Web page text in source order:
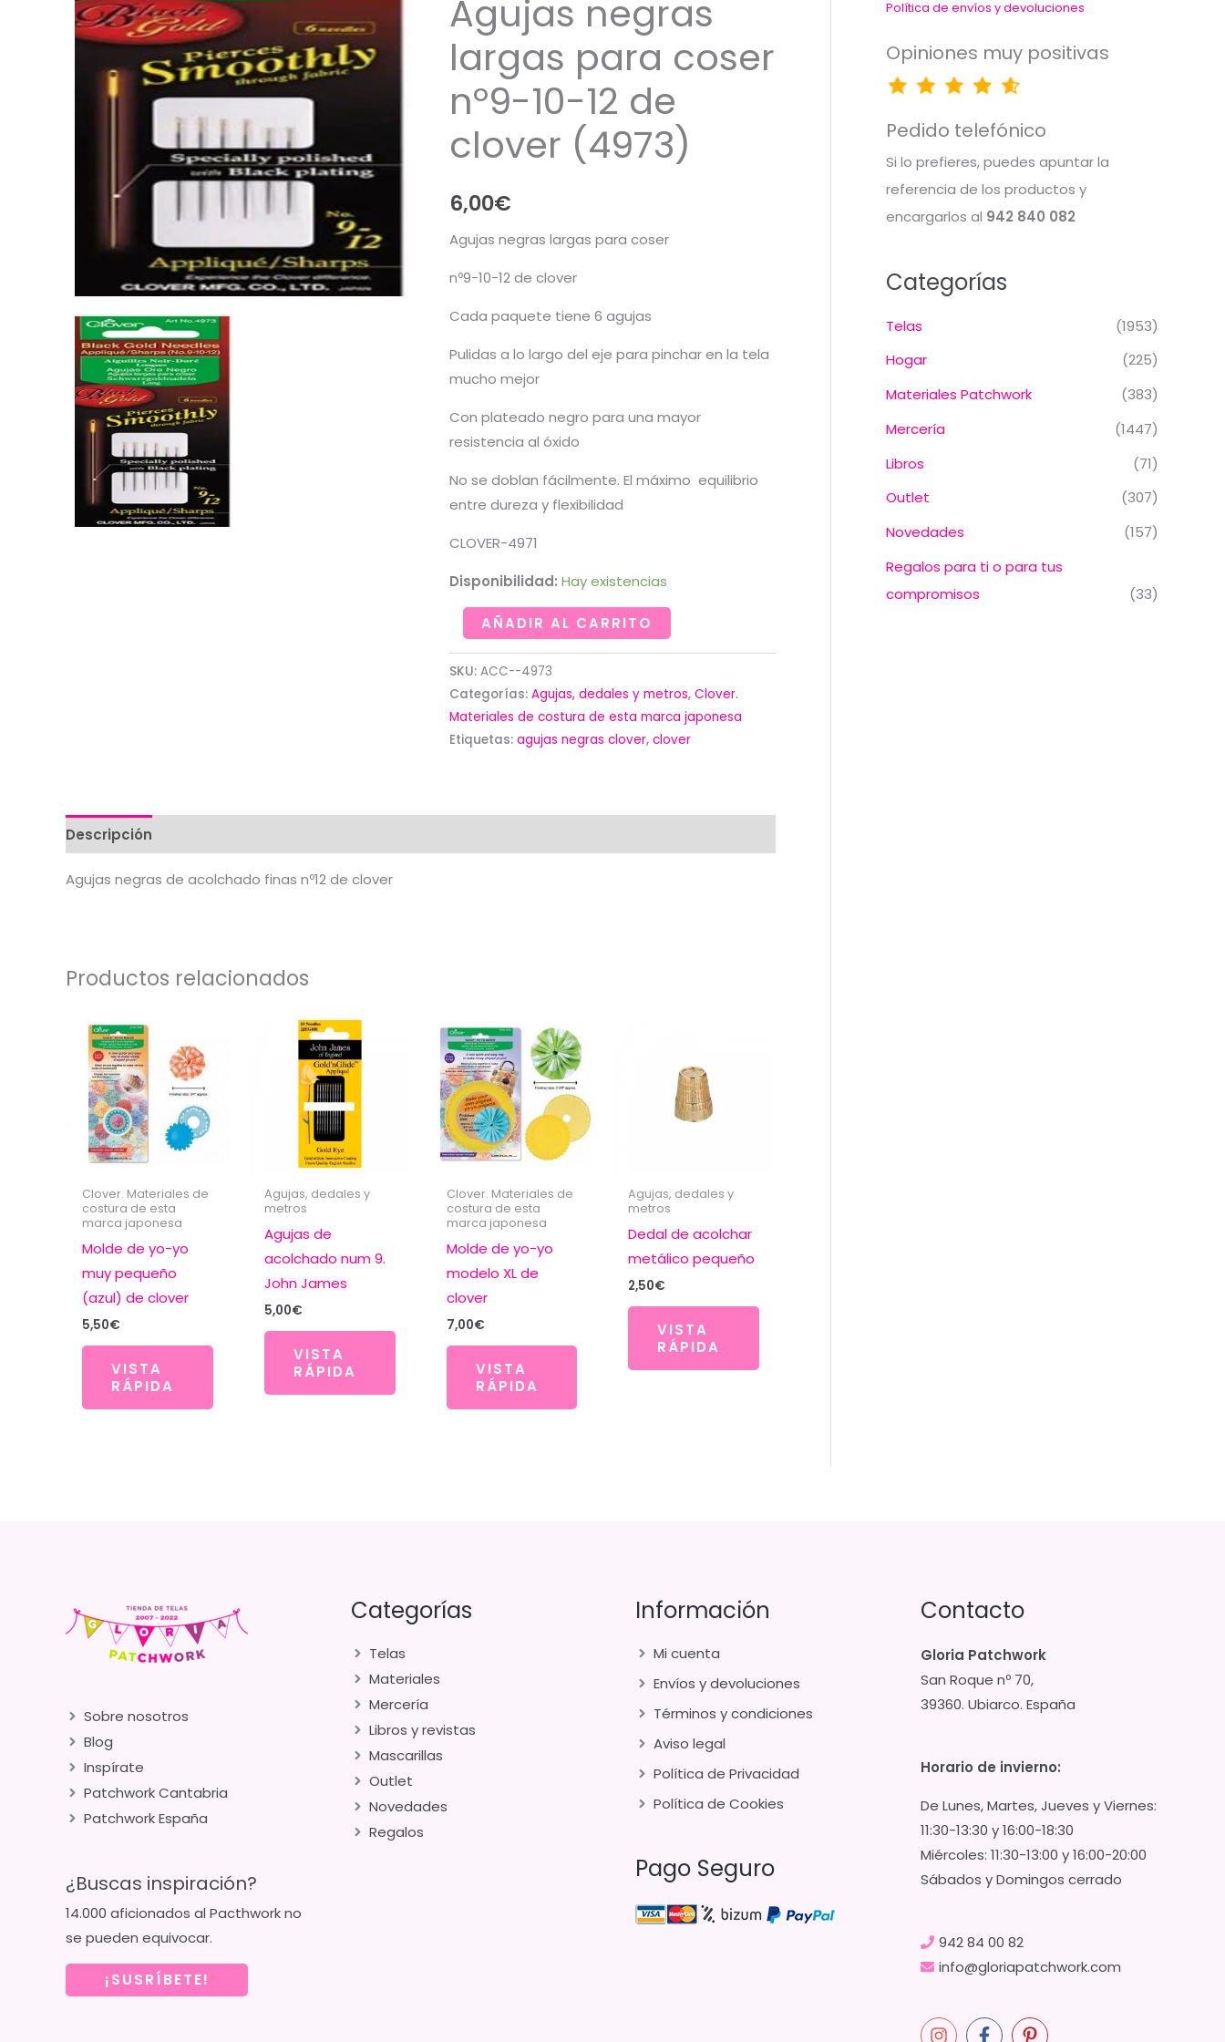
Agujas negras
largas para coser
nº9-10-12 de
clover (4973)
6,00€
Agujas negras largas para coser
nº9-10-12 de clover
Cada paquete tiene 6 agujas
Pulidas a lo largo del eje para pinchar en la tela
mucho mejor
Con plateado negro para una mayor
resistencia al óxido
No se doblan fácilmente. El máximo equilibrio
entre dureza y flexibilidad
CLOVER-4971
Disponibilidad: Hay existencias
Agujas
negras
largas
para
coser
nº9-
de
AÑADIR AL CARRITO
SKU: ACC--4973
Categorías: Agujas, dedales y metros, Clover.
Materiales de costura de esta marca japonesa
Etiquetas: agujas negras clover, clover
Descripción
Agujas negras de acolchado finas nº12 de clover
Productos relacionados
Clover. Materiales de
costura de esta
marca japonesa
Molde de yo-yo
muy pequeño
(azul) de clover
5,50€
VISTA
RÁPIDA
Agujas, dedales y
metros
Agujas de
acolchado num 9.
John James
5,00€
VISTA
RÁPIDA
Clover. Materiales de
costura de esta
marca japonesa
Molde de yo-yo
modelo XL de
clover
7,00€
VISTA
RÁPIDA
Agujas, dedales y
metros
Dedal de acolchar
metálico pequeño
2,50€
VISTA
RÁPIDA
Política de envíos y devoluciones
Opiniones muy positivas
Pedido telefónico
Si lo prefieres, puedes apuntar la
referencia de los productos y
encargarlos al 942 840 082
Categorías
Telas
(1953)
Hogar
(225)
Materiales Patchwork
(383)
Mercería
(1447)
Libros
(71)
Outlet
(307)
Novedades
(157)
Regalos para ti o para tus
compromisos
(33)
Sobre nosotros
Blog
Inspírate
Patchwork Cantabria
Patchwork España
¿Buscas inspiración?
14.000 aficionados al Pacthwork no
se pueden equivocar.
¡SUSRÍBETE!
Categorías
Telas
Materiales
Mercería
Libros y revistas
Mascarillas
Outlet
Novedades
Regalos
Información
Mi cuenta
Envíos y devoluciones
Términos y condiciones
Aviso legal
Política de Privacidad
Política de Cookies
Pago Seguro
Contacto
Gloria Patchwork
San Roque nº 70,
39360. Ubiarco. España
Horario de invierno:
De Lunes, Martes, Jueves y Viernes:
11:30-13:30 y 16:00-18:30
Miércoles: 11:30-13:00 y 16:00-20:00
Sábados y Domingos cerrado
942 84 00 82
info@gloriapatchwork.com